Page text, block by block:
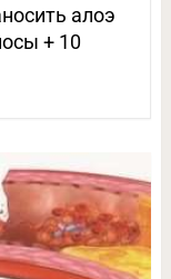
алоэ
+ 10